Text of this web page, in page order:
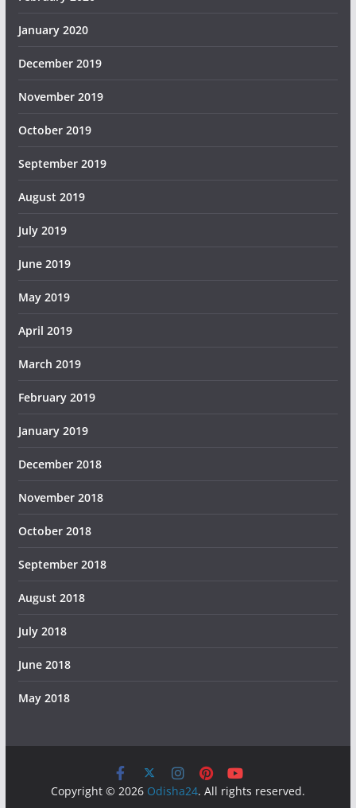
January 2020
December 2019
November 2019
October 2019
September 2019
August 2019
July 2019
June 2019
May 2019
April 2019
March 2019
February 2019
January 2019
December 2018
November 2018
October 2018
September 2018
August 2018
July 2018
June 2018
May 2018
Copyright © 2026 Odisha24. All rights reserved.